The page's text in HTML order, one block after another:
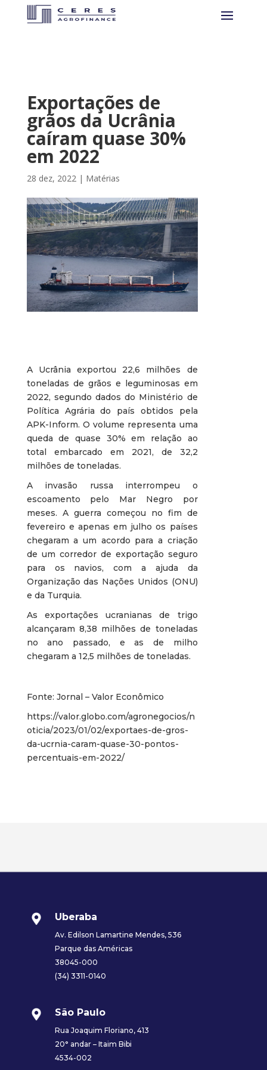
Exportações de
grãos da Ucrânia
caíram quase 30%
em 2022
28 dez, 2022| Matérias
A Ucrânia exportou 22,6 milhões de
toneladas de grãos e leguminosas em
2022, segundo dados do Ministério de
Política Agrária do país obtidos pela
APK-Inform. O volume representa uma
queda de quase 30% em relação ao
total embarcado em 2021, de 32,2
milhões de toneladas.
A invasão russa interrompeu o
escoamento pelo Mar Negro por
meses. A guerra começou no fim de
fevereiro e apenas em julho os países
chegaram a um acordo para a criação
de um corredor de exportação seguro
para os navios, com a ajuda da
Organização das Nações Unidos (ONU)
e da Turquia.
As exportações ucranianas de trigo
alcançaram 8,38 milhões de toneladas
no ano passado, e as de milho
chegaram a 12,5 milhões de toneladas.
Fonte: Jornal – Valor Econômico
https://valor.globo.com/agronegocios/n
oticia/2023/01/02/exportaes-de-gros-
da-ucrnia-caram-quase-30-pontos-
percentuais-em-2022/
Uberaba
Av. Edilson Lamartine Mendes, 536
Parque das Américas
38045-000
(34) 3311-0140
São Paulo
Rua Joaquim Floriano, 413
20° andar – Itaim Bibi
4534-002